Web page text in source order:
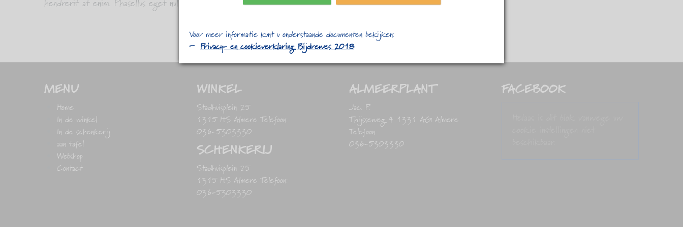
hendrerit at enim. Phasellus eget nulla massa.
MENU
Home
In de winkel
In de schenkerij
aan tafel
Webshop
Contact
WINKEL
Stadhuisplein 25
1315 HS Almere Telefoon:
036-5303330
SCHENKERIJ
Stadhuisplein 25
1315 HS Almere Telefoon:
036-5303330
ALMEERPLANT
Jac. P.
Thijsseweg 4 1331 AG Almere
Telefoon:
036-5303330
FACEBOOK
Voor meer informatie kunt u onderstaande documenten bekijken:
Privacy- en cookieverklaring Bijdrewes 2018